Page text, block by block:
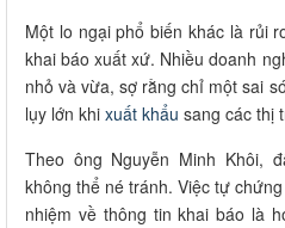
Một lo ngại phổ biến khác là rủi
khai báo xuất xứ. Nhiều doanh
nhỏ và vừa, sợ rằng chỉ một sai
lụy lớn khi xuất khẩu sang các thị
Theo ông Nguyễn Minh Khôi,
không thể né tránh. Việc tự
nhiệm về thông tin khai báo là